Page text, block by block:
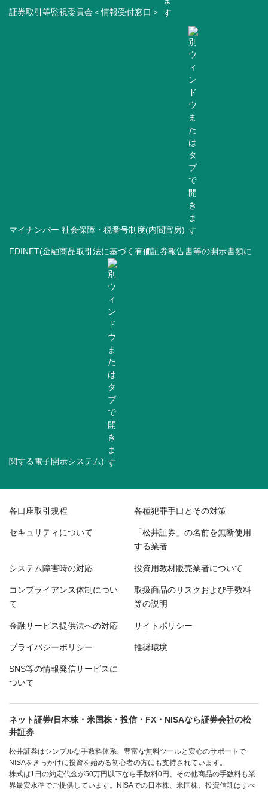
証券取引等監視委員会＜情報受付窓口＞
マイナンバー 社会保障・税番号制度(内閣官房)
EDINET(金融商品取引法に基づく有価証券報告書等の開示書類に
関する電子開示システム)
各口座取引規程 各種犯罪手口とその対策
セキュリティについて 「松井証券」の名前を無断使用
する業者
システム障害時の対応 投資用教材販売業者について
コンプライアンス体制につい
て
取扱商品のリスクおよび手数料
等の説明
金融サービス提供法への対応 サイトポリシー
プライバシーポリシー 推奨環境
SNS等の情報発信サービスに
ついて
ネット証券/日本株・米国株・投信・FX・NISAなら証券会社の松
井証券
松井証券はシンプルな手数料体系、豊富な無料ツールと安心のサポートで
NISAをきっかけに投資を始める初心者の方にも支持されています。
株式は1日の約定代金が50万円以下なら手数料0円、その他商品の手数料も業
界最安水準でご提供しています。NISAでの日本株、米国株、投資信託はすべ